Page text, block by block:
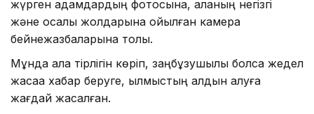
жүрген адамдардың фотосына, қаланың негізгі
және қосалқы жолдарына қойылған камера
бейнежазбаларына толы.
Мұнда қала тірлігін көріп, заңбұзушылық болса жедел
жасаққа хабар беруге, қылмыстың алдын алуға
жағдай жасалған.